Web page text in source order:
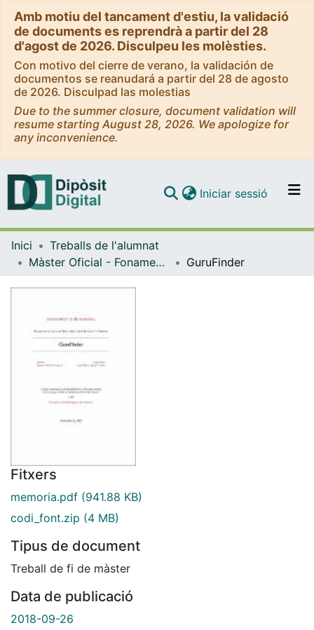
Amb motiu del tancament d'estiu, la validació
de documents es reprendrà a partir del 28
d'agost de 2026. Disculpeu les molèsties.
Con motivo del cierre de verano, la validación de
documentos se reanudará a partir del 28 de agosto
de 2026. Disculpad las molestias
Due to the summer closure, document validation will
resume starting August 28, 2026. We apologize for
any inconvenience.
Navega per tot el DD
Iniciar sessió (current)
Inici
Treballs de l'alumnat
Màster Oficial - Fonaments de la Ciència de Dades
GuruFinder
Fitxers
memoria.pdf (941.88 KB)
codi_font.zip (4 MB)
Tipus de document
Treball de fi de màster
Data de publicació
2018-09-26